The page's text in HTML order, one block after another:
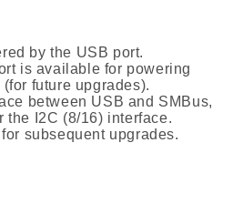
by the USB port.
is available for powering
future upgrades).
between USB and SMBus,
the I2C (8/16) interface.
subsequent upgrades.